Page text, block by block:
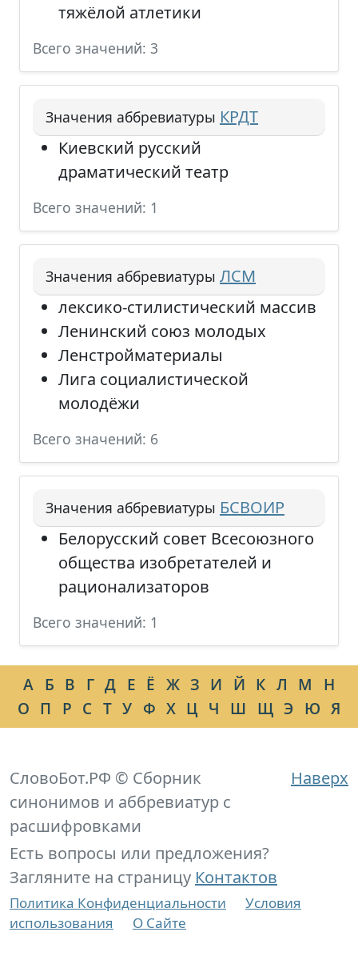
тяжёлой атлетики
Всего значений: 3
Значения аббревиатуры КРДТ
Киевский русский
драматический театр
Всего значений: 1
Значения аббревиатуры ЛСМ
лексико-стилистический массив
Ленинский союз молодых
Ленстройматериалы
Лига социалистической
молодёжи
Всего значений: 6
Значения аббревиатуры БСВОИР
Белорусский совет Всесоюзного
общества изобретателей и
рационализаторов
Всего значений: 1
А Б В Г Д Е Ё Ж З И Й К Л М
Н
О П Р С Т У Ф Х Ц Ч Ш Щ Э Ю Я
Наверх
СловоБот.РФ © Сборник
синонимов и аббревиатур с
расшифровками
Есть вопросы или предложения?
Загляните на страницу Контактов
Политика Конфиденциальности
Условия
использования
О Сайте